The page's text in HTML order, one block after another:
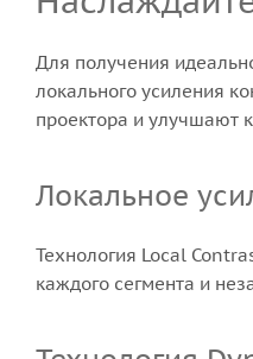
Для получения
локального усиления
проектора и улучшают
Локальное
Технология Local
каждого сегмента и